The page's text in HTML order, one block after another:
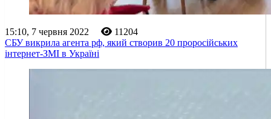
15:10, 7 червня 2022
11204
СБУ викрила агента рф, який створив 20 проросійських
інтернет-ЗМІ в Україні